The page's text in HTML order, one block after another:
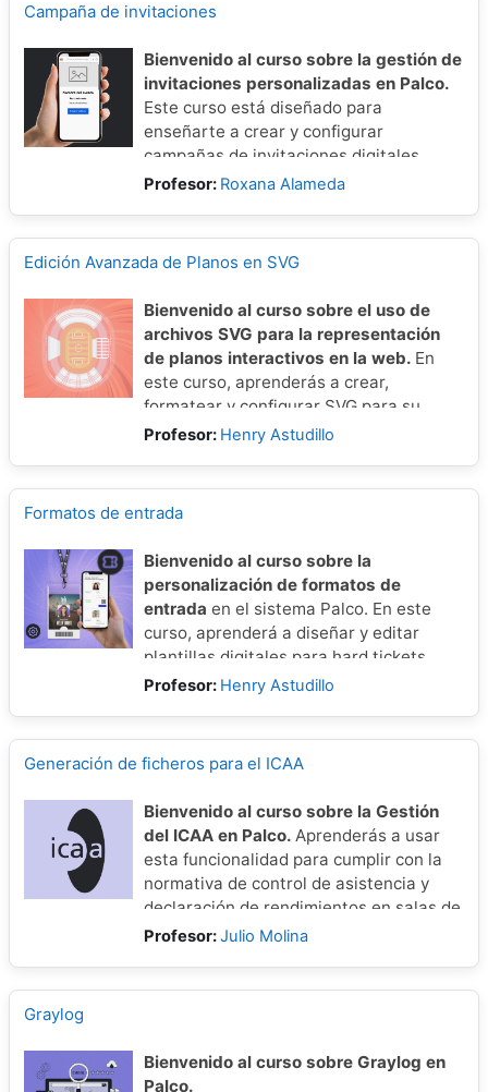
Campaña de invitaciones
Bienvenido al curso sobre la gestión de
invitaciones personalizadas en Palco.
Este curso está diseñado para
enseñarte a crear y configurar
campañas de invitaciones digitales,
optimizando la comunicación con tus
Si deseas saber más sobre cómo crear o
configurar una invitación o cortesía,
o Invitaciones.
Profesor: Roxana Alameda
Edición Avanzada de Planos en SVG
Bienvenido al curso sobre el uso de
archivos SVG para la representación
de planos interactivos en la web. En
este curso, aprenderás a crear,
formatear y configurar SVG para su
correcta integración con el backoffice
Profesor: Henry Astudillo
Formatos de entrada
Bienvenido al curso sobre la
personalización de formatos de
entrada en el sistema Palco. En este
curso, aprenderá a diseñar y editar
plantillas digitales para hard tickets,
print-at-home, recibos y más, utilizando
XML.
Profesor: Henry Astudillo
Generación de ficheros para el ICAA
Bienvenido al curso sobre la Gestión
del ICAA en Palco. Aprenderás a usar
esta funcionalidad para cumplir con la
normativa de control de asistencia y
declaración de rendimientos en salas de
cine, según la Orden CUL/1772/2011.
Profesor:Julio Molina
Graylog
Bienvenido al curso sobre Graylog en
Palco.